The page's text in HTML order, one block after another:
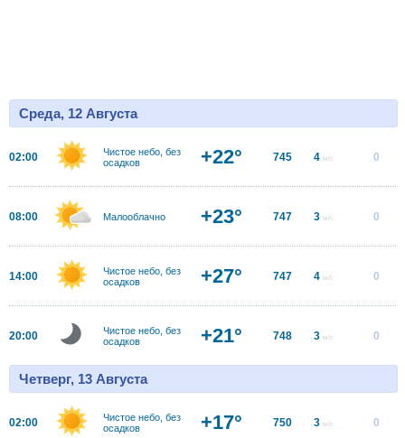
Среда, 12 Августа
02:00
Чистое небо, без
осадков
+22° 745 4 м/с 0
08:00 Малооблачно +23° 747 3 м/с 0
14:00
Чистое небо, без
осадков
+27° 747 4 м/с 0
20:00
Чистое небо, без
осадков
+21° 748 3 м/с 0
Четверг, 13 Августа
02:00
Чистое небо, без
осадков
+17° 750 3 м/с 0